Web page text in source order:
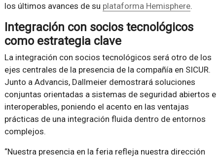
los últimos avances de su plataforma Hemisphere.
Integración con socios tecnológicos
como estrategia clave
La integración con socios tecnológicos será otro de los
ejes centrales de la presencia de la compañía en SICUR.
Junto a Advancis, Dallmeier demostrará soluciones
conjuntas orientadas a sistemas de seguridad abiertos e
interoperables, poniendo el acento en las ventajas
prácticas de una integración fluida dentro de entornos
complejos.
“Nuestra presencia en la feria refleja nuestra dirección